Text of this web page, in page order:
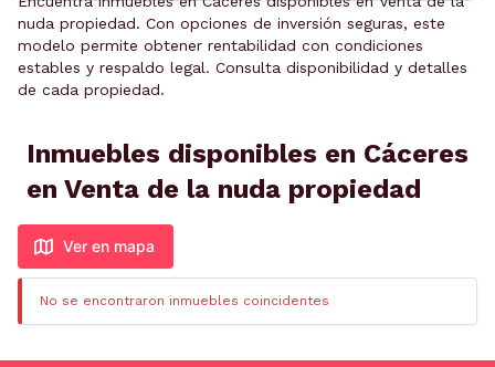
nuda propiedad. Con opciones de inversión seguras, este
modelo permite obtener rentabilidad con condiciones
estables y respaldo legal. Consulta disponibilidad y detalles
de cada propiedad.
Inmuebles disponibles en Cáceres
en Venta de la nuda propiedad
Ver en mapa
No se encontraron inmuebles coincidentes